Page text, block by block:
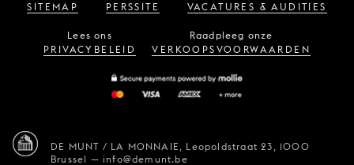
SITEMAP
PERSSITE
VACATURES & AUDITIES
Lees ons
PRIVACYBELEID
Raadpleeg onze
VERKOOPSVOORWAARDEN
DE MUNT / LA MONNAIE, Leopoldstraat 23, 1000
Brussel —info@demunt.be